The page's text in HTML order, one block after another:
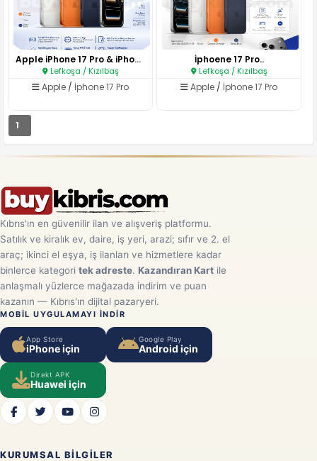
Apple iPhone 17 Pro & iPhone 1..
Lefkoşa / Kızılbaş
Apple / İphone 17 Pro
İphoene 17 Pro..
Lefkoşa / Kızılbaş
Apple / İphone 17 Pro
1
Kıbrıs'ın en güvenilir ilan ve alışveriş platformu.
Satılık ve kiralık ev, daire, iş yeri, arazi; sıfır ve 2. el
araç; ikinci el eşya, iş ilanları ve hizmetlere kadar
binlerce kategori tek adreste. Kazandıran Kart ile
anlaşmalı yüzlerce mağazada indirim ve puan
kazanın — Kıbrıs'ın dijital pazaryeri.
MOBIL UYGULAMAYI INDIR
App Store
iPhone için
Google Play
Android için
Direkt APK
Huawei için
KURUMSAL BILGILER